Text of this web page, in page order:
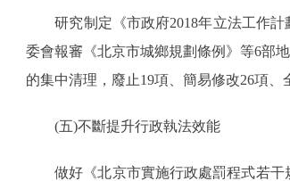
研究制定《市政府2018年立法工作計
委會報審《北京市城鄉規劃條例》等6部
的集中清理，廢止19項、簡易修改26項、
(五)不斷提升行政執法效能
做好《北京市實施行政處罰程式若干